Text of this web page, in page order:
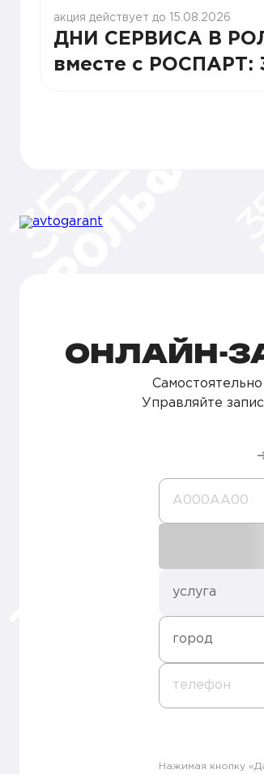
акция действует до 15.08.2026
ДНИ СЕРВИСА В
вместе с РОСПАРТ:
ОНЛАЙН-
Управляйте
А000AA00
услуга
город
телефон
Нажимая кнопку